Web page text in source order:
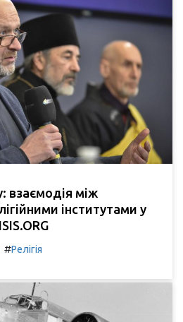
взаємодія між
інститутами у
#Релігія